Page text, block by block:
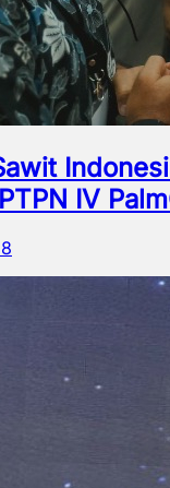
IV